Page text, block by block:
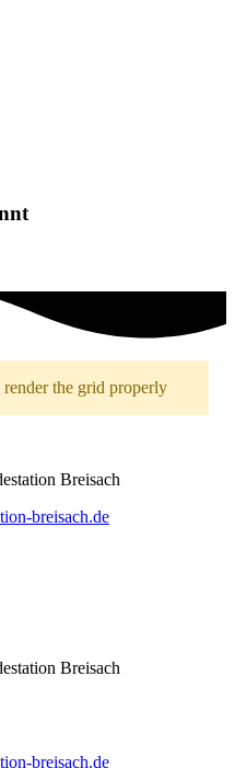
render the grid properly
Breisach
breisach.de
Breisach
breisach.de